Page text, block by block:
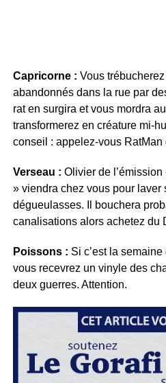
Capricorne : Vous
abandonnés dans la rue par
rat en surgira et vous mordra
transformerez en créature mi-
conseil : appelez-vous RatMan
Verseau : Olivier de
» viendra chez vous pour laver
dégueulasses. Il bouchera
canalisations alors achetez du
Poissons : Si c’est la
vous recevrez un vinyle des
deux guerres. Attention.